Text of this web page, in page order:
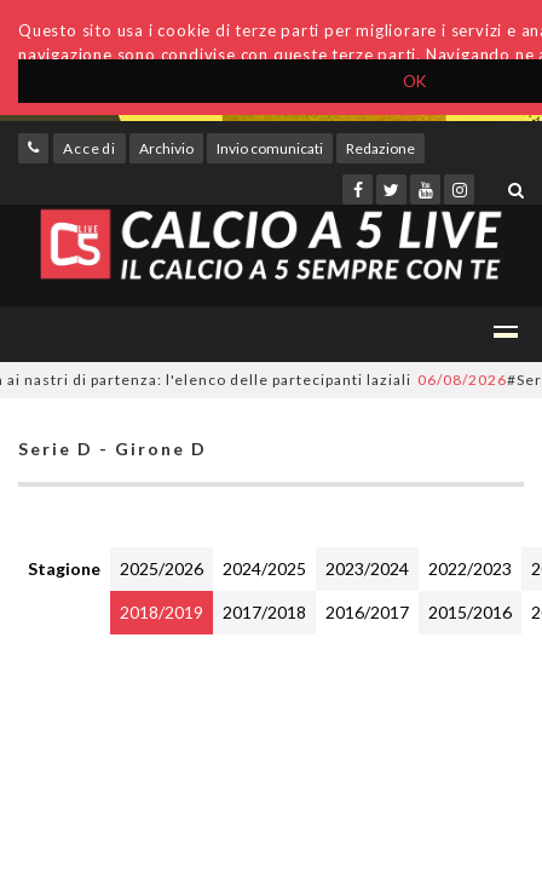
OK
Questo sito usa i cookie di terze parti per migliorare i servizi e
navigazione sono condivise con queste terze parti. Navigando
Accedi Archivio Invio comunicati Redazione
di partenza: l'elenco delle partecipanti laziali 06/08/2026
Serie D - Girone D
Stagione 2025/2026 2024/2025 2023/2024 2022/2023
2018/2019 2017/2018 2016/2017 2015/2016